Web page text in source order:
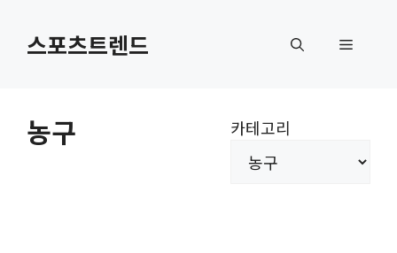
스포츠트렌드 메
농구 카테고리